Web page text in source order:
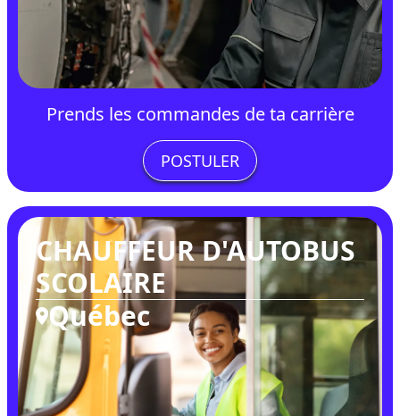
Prends les commandes de ta carrière
POSTULER
CHAUFFEUR D'AUTOBUS
SCOLAIRE
Québec